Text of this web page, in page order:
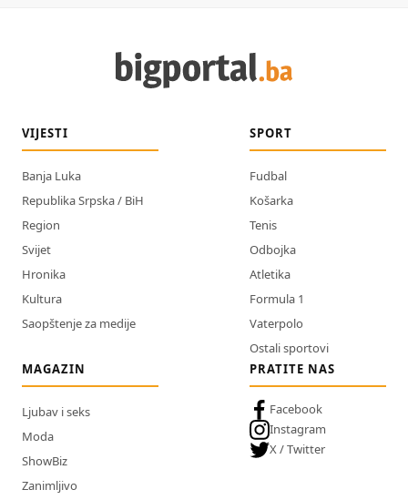
VIJESTI
Banja Luka
Republika Srpska / BiH
Region
Svijet
Hronika
Kultura
Saopštenje za medije
SPORT
Fudbal
Košarka
Tenis
Odbojka
Atletika
Formula 1
Vaterpolo
Ostali sportovi
MAGAZIN
Ljubav i seks
Moda
ShowBiz
Zanimljivo
PRATITE NAS
Facebook
Instagram
X / Twitter